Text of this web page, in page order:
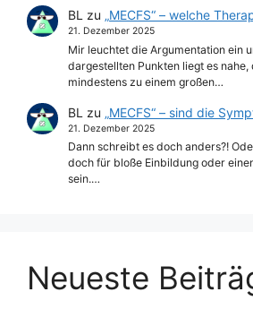
BL zu „MECFS“ – welche
21. Dezember 2025
Mir leuchtet die Argumentation ein
dargestellten Punkten liegt es nahe,
mindestens zu einem großen…
BL zu „MECFS“ – sind die
21. Dezember 2025
Dann schreibt es doch anders?!
doch für bloße Einbildung oder
sein.…
Neueste